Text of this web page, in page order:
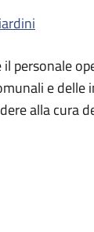
personale
e
alla cura